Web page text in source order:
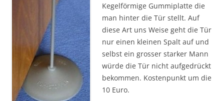
Kegelförmige Gummiplatte die
man hinter die Tür stellt. Auf
diese Art uns Weise geht die Tür
nur einen kleinen Spalt auf und
selbst ein grosser starker Mann
würde die Tür nicht aufgedrückt
bekommen. Kostenpunkt um die
10 Euro.